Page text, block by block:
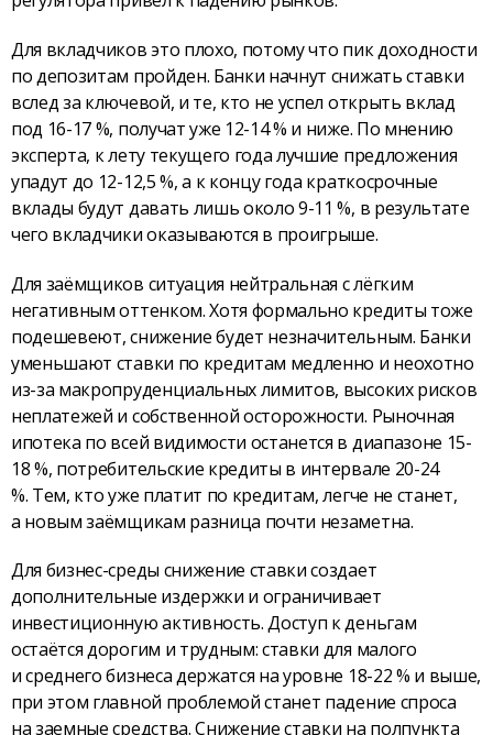
Для вкладчиков это плохо, потому что пик доходности
по депозитам пройден. Банки начнут снижать ставки
вслед за ключевой, и те, кто не успел открыть вклад
под 16-17 %, получат уже 12-14 % и ниже. По мнению
эксперта, к лету текущего года лучшие предложения
упадут до 12-12,5 %, а к концу года краткосрочные
вклады будут давать лишь около 9-11 %, в результате
чего вкладчики оказываются в проигрыше.
Для заёмщиков ситуация нейтральная с лёгким
негативным оттенком. Хотя формально кредиты тоже
подешевеют, снижение будет незначительным. Банки
уменьшают ставки по кредитам медленно и неохотно
из-за макропруденциальных лимитов, высоких рисков
неплатежей и собственной осторожности. Рыночная
ипотека по всей видимости останется в диапазоне 15-
18 %, потребительские кредиты в интервале 20-24
%. Тем, кто уже платит по кредитам, легче не станет,
а новым заёмщикам разница почти незаметна.
Для бизнес-среды снижение ставки создает
дополнительные издержки и ограничивает
инвестиционную активность. Доступ к деньгам
остаётся дорогим и трудным: ставки для малого
и среднего бизнеса держатся на уровне 18-22 % и выше,
при этом главной проблемой станет падение спроса
на заемные средства. Снижение ставки на полпункта